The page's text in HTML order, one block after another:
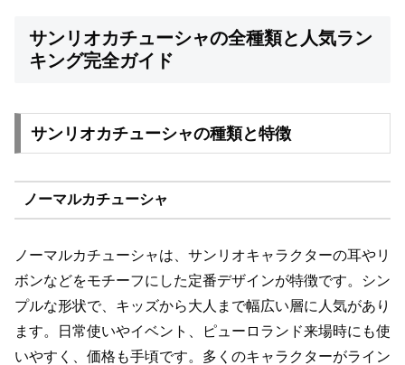
サンリオカチューシャの全種類と人気ラン
キング完全ガイド
サンリオカチューシャの種類と特徴
ノーマルカチューシャ
ノーマルカチューシャは、サンリオキャラクターの耳やリ
ボンなどをモチーフにした定番デザインが特徴です。シン
プルな形状で、キッズから大人まで幅広い層に人気があり
ます。日常使いやイベント、ピューロランド来場時にも使
いやすく、価格も手頃です。多くのキャラクターがライン